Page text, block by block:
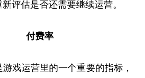
评估是否还需要继续运营。
付费率
戏运营里的一个重要的指标，